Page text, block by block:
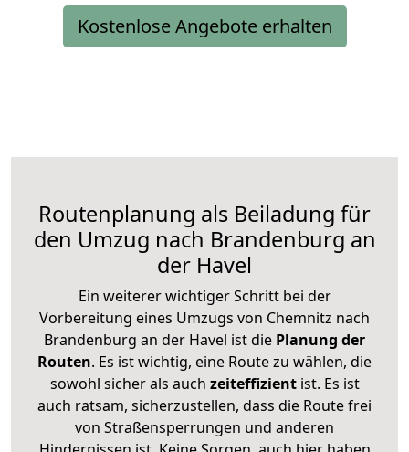
Kostenlose Angebote erhalten
Routenplanung als Beiladung für
den Umzug nach Brandenburg an
der Havel
Ein weiterer wichtiger Schritt bei der
Vorbereitung eines Umzugs von Chemnitz nach
Brandenburg an der Havel ist die Planung der
Routen. Es ist wichtig, eine Route zu wählen, die
sowohl sicher als auch zeiteffizientist. Es ist
auch ratsam, sicherzustellen, dass die Route frei
von Straßensperrungen und anderen